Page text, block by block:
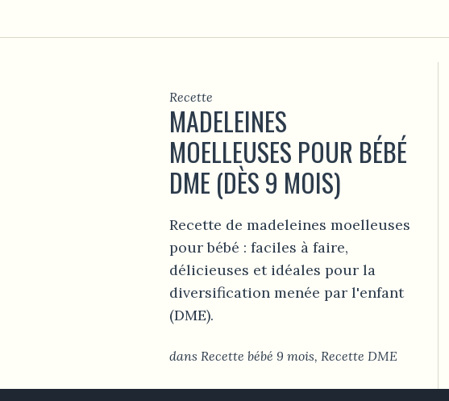
Recette
MADELEINES
MOELLEUSES POUR BÉBÉ
DME (DÈS 9 MOIS)
Recette de madeleines moelleuses
pour bébé : faciles à faire,
délicieuses et idéales pour la
diversification menée par l'enfant
(DME).
dans Recette bébé 9 mois, Recette DME